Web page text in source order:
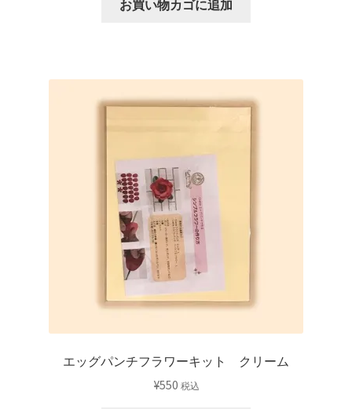
お買い物カゴに追加
エッグパンチフラワーキット クリーム
¥550 税込